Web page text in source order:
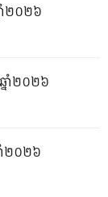
ាំ២០២៦
នាំ២០២៦
ាំ២០២៦